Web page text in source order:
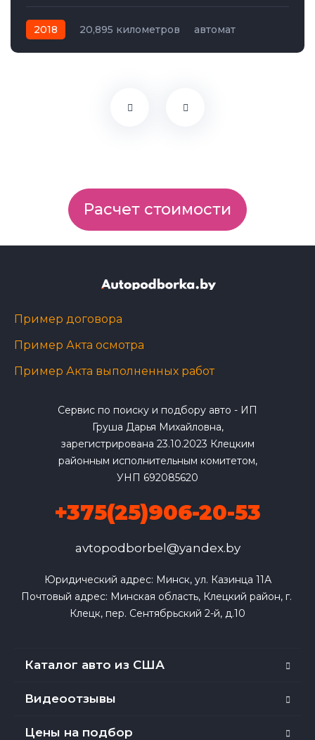
2018 20,895 километров
автомат
Расчет стоимости
Пример договора
Пример Акта осмотра
Пример Акта выполненных работ
Сервис по поиску и подбору авто - ИП
Груша Дарья Михайловна,
зарегистрирована 23.10.2023 Клецким
районным исполнительным комитетом,
УНП 692085620
+375(25)906-20-53
avtopodborbel@yandex.by
Юридический адрес: Минск, ул. Казинца 11А
Почтовый адрес: Минская область, Клецкий район, г.
Клецк, пер. Сентябрьский 2-й, д.10
Каталог авто из США
Видеоотзывы
Цены на подбор